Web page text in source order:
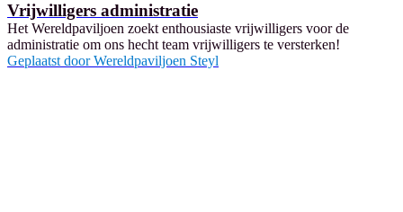
Vrijwilligers administratie
Het Wereldpaviljoen zoekt enthousiaste vrijwilligers voor de
administratie om ons hecht team vrijwilligers te versterken!
Geplaatst door Wereldpaviljoen Steyl